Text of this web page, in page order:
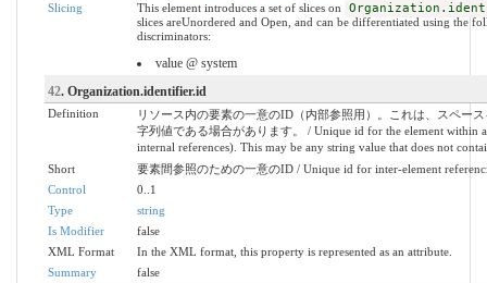
Slicing This element introduces a set of slices on
slices areUnordered and Open, and can be differentiated using the
discriminators:
value @ system
42. Organization.identifier.id
Definition
リソース内の要素の一意のID（内部参照用）。これは、スペー
字列値である場合があります。 / Unique id for the element within
internal references). This may be any string value that does not
Short
要素間参照のための一意のID / Unique id for inter-element
Control
0..1
Type
string
Is Modifier
false
XML Format
In the XML format, this property is represented as an attribute.
Summary
false